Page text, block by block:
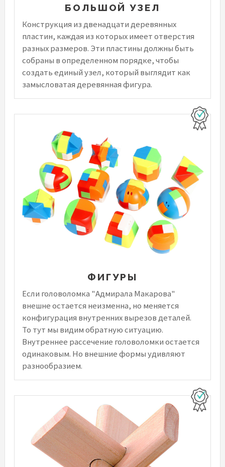
БОЛЬШОЙ УЗЕЛ
Конструкция из двенадцати деревянных
пластин, каждая из которых имеет отверстия
разных размеров. Эти пластины должны быть
собраны в определенном порядке, чтобы
создать единый узел, который выглядит как
замысловатая деревянная фигура.
ФИГУРЫ
Если головоломка "Адмирала Макарова"
внешне остается неизменна, но меняется
конфигурация внутренних вырезов деталей.
То тут мы видим обратную ситуацию.
Внутреннее рассечение головоломки остается
одинаковым. Но внешние формы удивляют
разнообразием.